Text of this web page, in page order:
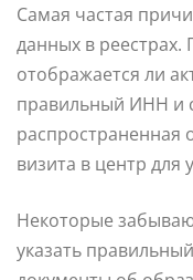
Самая частая
данных в реестрах.
отображается ли
правильный ИНН и
распространенная
визита в центр
Некоторые
указать